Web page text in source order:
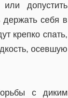
допустить
себя в
крепко спать,
осевшую
с диким